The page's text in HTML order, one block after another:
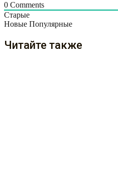
0 Comments
Старые
Новые Популярные
Читайте также